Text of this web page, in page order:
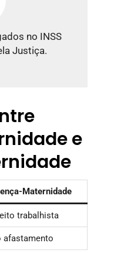
no INSS
Justiça.
e
Maternidade
trabalhista
afastamento